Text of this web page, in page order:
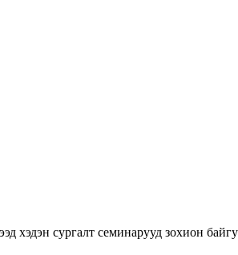
сургалт семинарууд зохион